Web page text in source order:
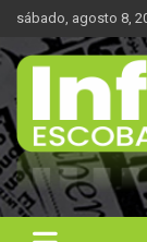
Saltar
contenido
sábado, agosto 8,
Informe
Noticas reales